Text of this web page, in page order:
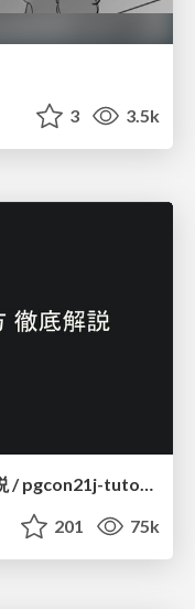
3 3.5k
実際に使うSQLの書き方 徹底解説 / pgcon21j-tutorial
201 75k